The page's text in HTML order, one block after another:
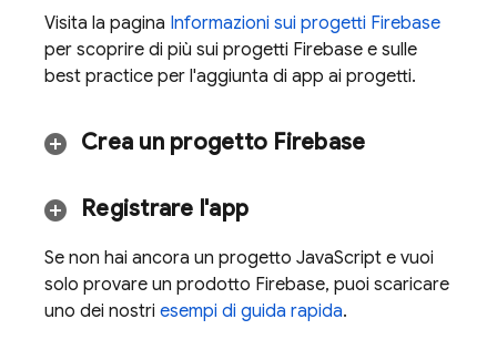
Visita la pagina Informazioni sui progetti Firebase
per scoprire di più sui progetti Firebase e sulle
best practice per l'aggiunta di app ai progetti.
Crea un progetto Firebase
Registrare l'app
Se non hai ancora un progetto JavaScript e vuoi
solo provare un prodotto Firebase, puoi scaricare
uno dei nostri esempi di guida rapida.